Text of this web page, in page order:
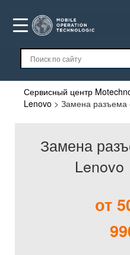
Сервисный центр
Lenovo > Замена разъема
Замена
Lenovo
от